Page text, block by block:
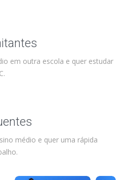
em outra escola e quer estudar
médio e quer uma rápida